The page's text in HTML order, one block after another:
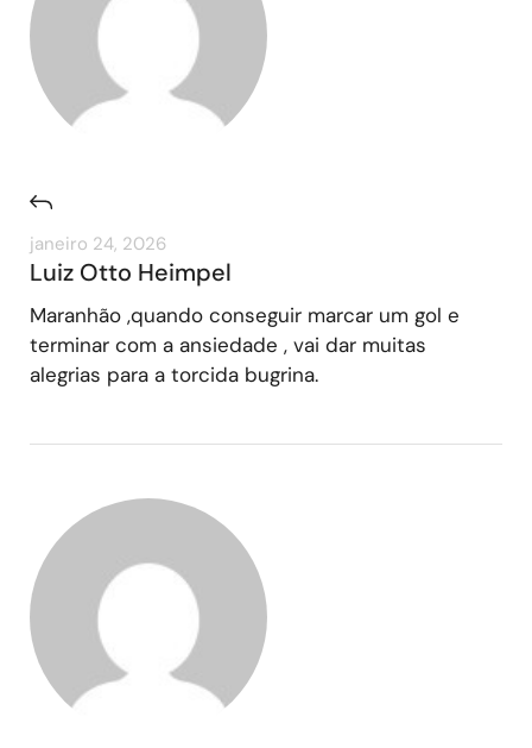
janeiro 24, 2026
Luiz Otto Heimpel
Maranhão ,quando conseguir marcar um gol e
terminar com a ansiedade , vai dar muitas
alegrias para a torcida bugrina.